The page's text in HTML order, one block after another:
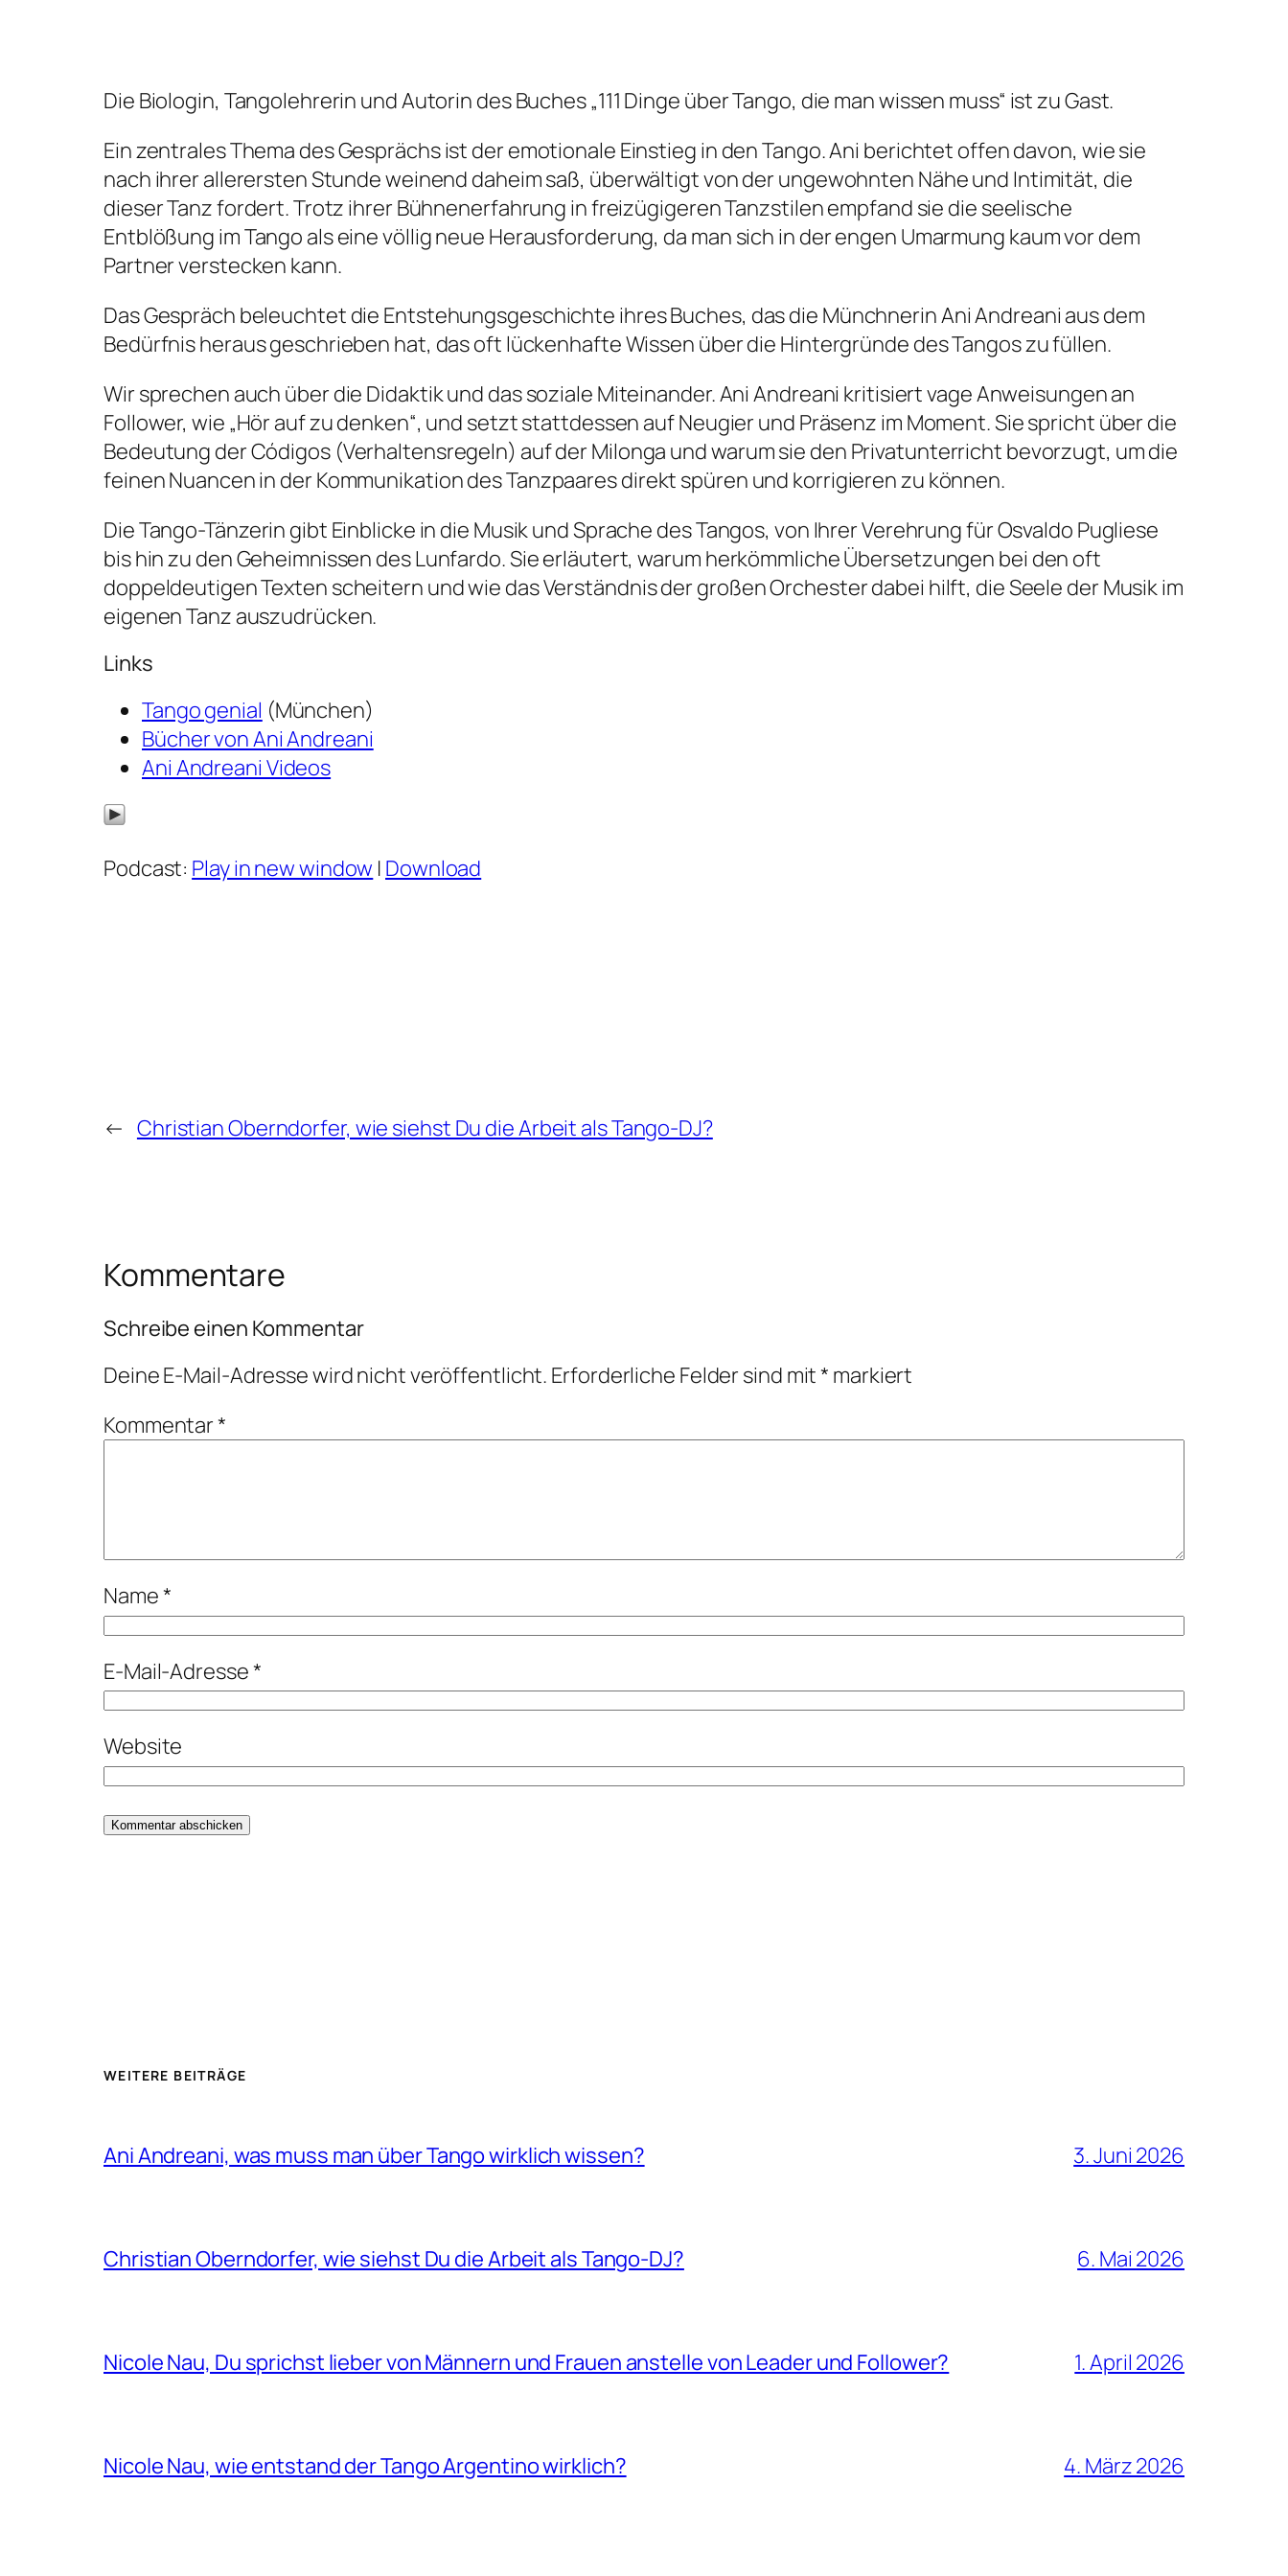
Die Biologin, Tangolehrerin und Autorin des Buches „111 Dinge über Tango, die man wissen muss“ ist zu Gast.
Ein zentrales Thema des Gesprächs ist der emotionale Einstieg in den Tango. Ani berichtet offen davon, wie sie
nach ihrer allerersten Stunde weinend daheim saß, überwältigt von der ungewohnten Nähe und Intimität, die
dieser Tanz fordert. Trotz ihrer Bühnenerfahrung in freizügigeren Tanzstilen empfand sie die seelische
Entblößung im Tango als eine völlig neue Herausforderung, da man sich in der engen Umarmung kaum vor dem
Partner verstecken kann.
Das Gespräch beleuchtet die Entstehungsgeschichte ihres Buches, das die Münchnerin Ani Andreani aus dem
Bedürfnis heraus geschrieben hat, das oft lückenhafte Wissen über die Hintergründe des Tangos zu füllen.
Wir sprechen auch über die Didaktik und das soziale Miteinander. Ani Andreani kritisiert vage Anweisungen an
Follower, wie „Hör auf zu denken“, und setzt stattdessen auf Neugier und Präsenz im Moment. Sie spricht über die
Bedeutung der Códigos (Verhaltensregeln) auf der Milonga und warum sie den Privatunterricht bevorzugt, um die
feinen Nuancen in der Kommunikation des Tanzpaares direkt spüren und korrigieren zu können.
Die Tango-Tänzerin gibt Einblicke in die Musik und Sprache des Tangos, von Ihrer Verehrung für Osvaldo Pugliese
bis hin zu den Geheimnissen des Lunfardo. Sie erläutert, warum herkömmliche Übersetzungen bei den oft
doppeldeutigen Texten scheitern und wie das Verständnis der großen Orchester dabei hilft, die Seele der Musik im
eigenen Tanz auszudrücken.
Links
Tango genial (München)
Bücher von Ani Andreani
Ani Andreani Videos
Podcast: Play in new window | Download
← Christian Oberndorfer, wie siehst Du die Arbeit als Tango-DJ?
Kommentare
Schreibe einen Kommentar
Deine E-Mail-Adresse wird nicht veröffentlicht. Erforderliche Felder sind mit* markiert
Kommentar*
Name*
E-Mail-Adresse*
Website
WEITERE BEITRÄGE
Ani Andreani, was muss man über Tango wirklich wissen? 3. Juni 2026
Christian Oberndorfer, wie siehst Du die Arbeit als Tango-DJ? 6. Mai 2026
Nicole Nau, Du sprichst lieber von Männern und Frauen anstelle von Leader und Follower? 1. April 2026
Nicole Nau, wie entstand der Tango Argentino wirklich? 4. März 2026